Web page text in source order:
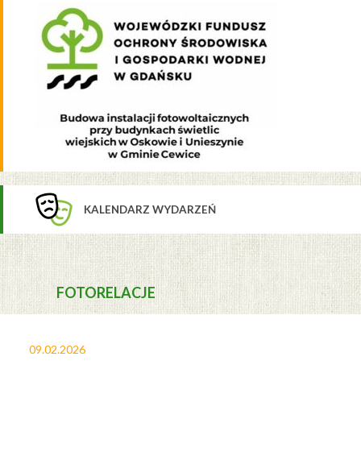
KALENDARZ WYDARZEŃ
FOTORELACJE
09.02.2026